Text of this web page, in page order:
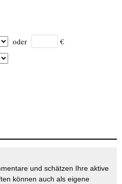
oder €
und schätzen Ihre aktive
können auch als eigene